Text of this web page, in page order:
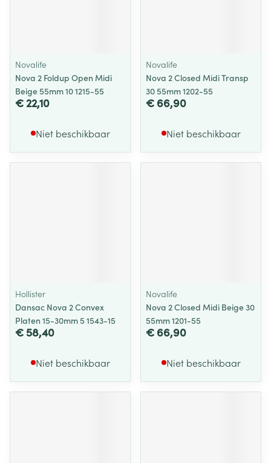
Novalife
Nova 2 Foldup Open Midi
Beige 55mm 10 1215-55
€ 22,10
Niet beschikbaar
Novalife
Nova 2 Closed Midi Transp
30 55mm 1202-55
€ 66,90
Niet beschikbaar
Hollister
Dansac Nova 2 Convex
Platen 15-30mm 5 1543-15
€ 58,40
Niet beschikbaar
Novalife
Nova 2 Closed Midi Beige 30
55mm 1201-55
€ 66,90
Niet beschikbaar